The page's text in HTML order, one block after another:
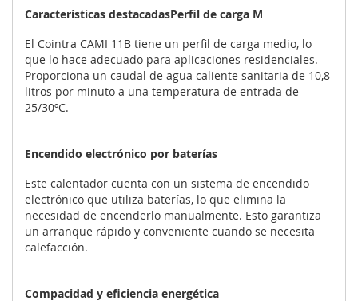
Características destacadasPerfil de carga M
El Cointra CAMI 11B tiene un perfil de carga medio, lo
que lo hace adecuado para aplicaciones residenciales.
Proporciona un caudal de agua caliente sanitaria de 10,8
litros por minuto a una temperatura de entrada de
25/30ºC.
Encendido electrónico por baterías
Este calentador cuenta con un sistema de encendido
electrónico que utiliza baterías, lo que elimina la
necesidad de encenderlo manualmente. Esto garantiza
un arranque rápido y conveniente cuando se necesita
calefacción.
Compacidad y eficiencia energética